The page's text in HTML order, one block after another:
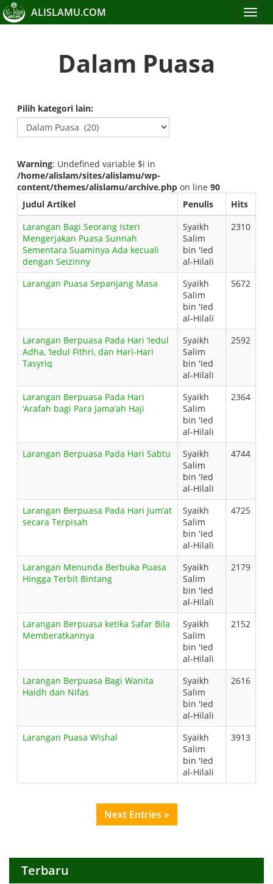
Toggle
ALISLAMU.COM
Dalam Puasa
Pilih kategori lain:
Warning: Undefined variable $i in
/home/alislam/sites/alislamu/wp-
content/themes/alislamu/archive.php on line 90
Judul Artikel
Penulis
Hits
Larangan Bagi Seorang Isteri
Mengerjakan Puasa Sunnah
Sementara Suaminya Ada kecuali
dengan Seizinny
Syaikh
Salim
bin 'Ied
al-Hilali
2310
Larangan Puasa Sepanjang Masa
Syaikh
Salim
bin 'Ied
al-Hilali
5672
Larangan Berpuasa Pada Hari ‘Iedul
Adha, ‘Iedul Fithri, dan Hari-Hari
Tasyriq
Syaikh
Salim
bin 'Ied
al-Hilali
2592
Larangan Berpuasa Pada Hari
‘Arafah bagi Para Jama’ah Haji
Syaikh
Salim
bin 'Ied
al-Hilali
2364
Larangan Berpuasa Pada Hari Sabtu
Syaikh
Salim
bin 'Ied
al-Hilali
4744
Larangan Berpuasa Pada Hari Jum’at
secara Terpisah
Syaikh
Salim
bin 'Ied
al-Hilali
4725
Larangan Menunda Berbuka Puasa
Hingga Terbit Bintang
Syaikh
Salim
bin 'Ied
al-Hilali
2179
Larangan Berpuasa ketika Safar Bila
Memberatkannya
Syaikh
Salim
bin 'Ied
al-Hilali
2152
Larangan Berpuasa Bagi Wanita
Haidh dan Nifas
Syaikh
Salim
bin 'Ied
al-Hilali
2616
Larangan Puasa Wishal
Syaikh
Salim
bin 'Ied
al-Hilali
3913
Next Entries »
Terbaru